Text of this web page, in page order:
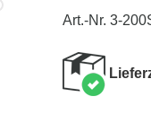
Art.-Nr. 3-